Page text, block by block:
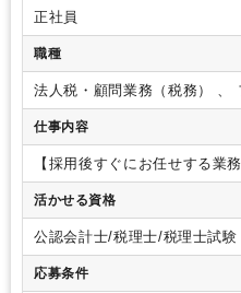
た上場支援も行います！
繁忙期（1～3月、5月）も多い
ライフバランスのとりやすい税
すが、18時には誰もいないとい
アマネージャーの方々は皆さん
とを意識されているそうです。7
在、3名が資格取得に向けて勉
いたします！！ 〈 教育体制 〉
方が教育担当につき、これまで
間をしっかりと設けます。すぐ
の補助業務をお願いし、まずは
容・量ともに幅を広げていただ
です。将来のマネージャー候補
で、ゆくゆくはマネージャーに
正社員
職種
仕事内容
【採用後すぐにお任せする業務
業務（一部上場企業の子会社
■SPC（特別目的会社）の組成
お任せする業務】
■承継対策
ューデリジェンスや株価算定
式公開）支援
活かせる資格
公認会計士/税理士/税理士試
目合格/税理士試験 ４科目合
応募条件